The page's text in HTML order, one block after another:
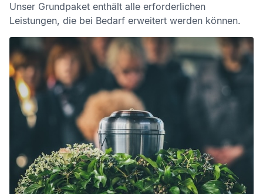
Unser Grundpaket enthält alle erforderlichen
Leistungen, die bei Bedarf erweitert werden können.